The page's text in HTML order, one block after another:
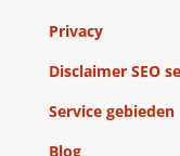
Privacy
Disclaimer SEO
Service gebieden
Blog